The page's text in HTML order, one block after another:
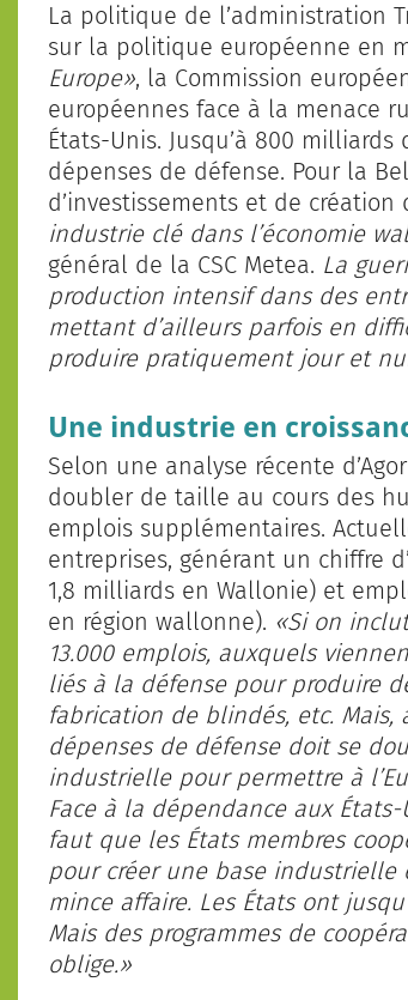
La politique de l’administration
sur la politique européenne en
Europe», la Commission
européennes face à la menace
États-Unis. Jusqu’à 800
dépenses de défense. Pour la
d’investissements et de création
industrie clé dans l’économie
général de la CSC Metea. La
production intensif dans des
mettant d’ailleurs parfois en
produire pratiquement jour et
Une industrie en
Selon une analyse récente
doubler de taille au cours des
emplois supplémentaires.
entreprises, générant un chiffre
1,8 milliards en Wallonie) et
en région wallonne). «Si on
13.000 emplois, auxquels
liés à la défense pour produire
fabrication de blindés, etc.
dépenses de défense doit se
industrielle pour permettre à
Face à la dépendance aux
faut que les États membres
pour créer une base industrielle
mince affaire. Les États ont
Mais des programmes de
oblige.»